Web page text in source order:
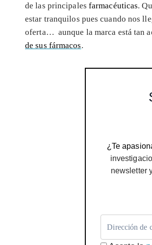
de las principales farmacéuticas.
estar tranquilos pues cuando nos
oferta… aunque la marca está tan
de sus fármacos.
¿Te
newsletter